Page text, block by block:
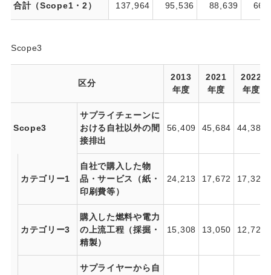
合計（Scope1・2） 137,964 95,536 88,639
Scope3
区分
2013
年度
2021
年度
2022
年度
Scope3
サプライチェーンに
おける自社以外の間
接排出
56,409 45,684 44,389
カテゴリー1
自社で購入した物
品・サービス（紙・
印刷費等）
24,213 17,672 17,327
カテゴリー3
購入した燃料や電力
の上流工程（採掘・
精製）
15,308 13,050 12,727
サプライヤーから自